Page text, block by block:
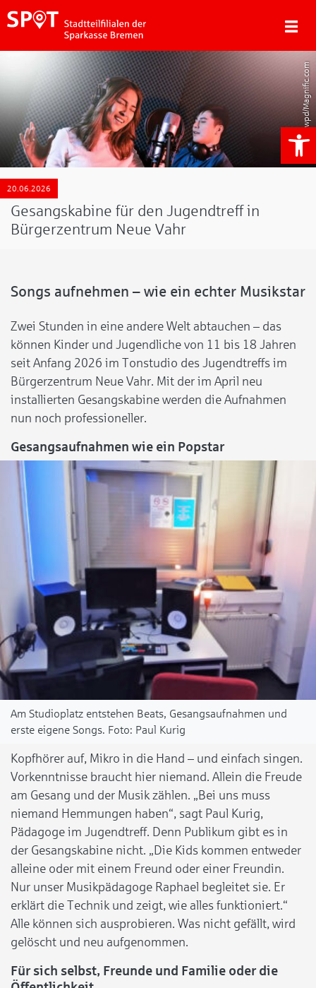
Artitwpd/Magnific.com
20.06.2026
Gesangskabine für den Jugendtreff in
Bürgerzentrum Neue Vahr
Songs aufnehmen – wie ein echter Musikstar
Zwei Stunden in eine andere Welt abtauchen – das
können Kinder und Jugendliche von 11 bis 18 Jahren
seit Anfang 2026 im Tonstudio des Jugendtreffs im
Bürgerzentrum Neue Vahr. Mit der im April neu
installierten Gesangskabine werden die Aufnahmen
nun noch professioneller.
Gesangsaufnahmen wie ein Popstar
Am Studioplatz entstehen Beats, Gesangsaufnahmen und
erste eigene Songs.
Paul Kurig
Kopfhörer auf, Mikro in die Hand – und einfach singen.
Vorkenntnisse braucht hier niemand. Allein die Freude
am Gesang und der Musik zählen. „Bei uns muss
niemand Hemmungen haben“, sagt Paul Kurig,
Pädagoge im Jugendtreff. Denn Publikum gibt es in
der Gesangskabine nicht. „Die Kids kommen entweder
alleine oder mit einem Freund oder einer Freundin.
Nur unser Musikpädagoge Raphael begleitet sie. Er
erklärt die Technik und zeigt, wie alles funktioniert.“
Alle können sich ausprobieren. Was nicht gefällt, wird
gelöscht und neu aufgenommen.
Für sich selbst, Freunde und Familie oder die